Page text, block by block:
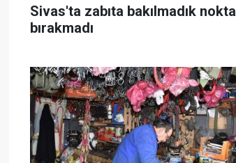
Sivas'ta zabıta bakılmadık nokta
bırakmadı